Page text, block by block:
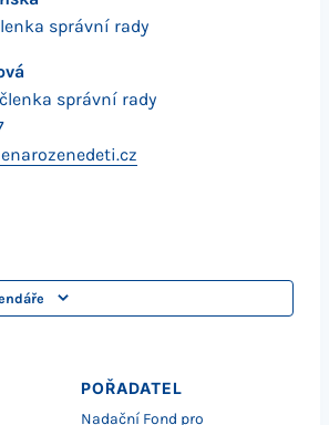
správní rady
správní rady
POŘADATEL
Nadační Fond pro